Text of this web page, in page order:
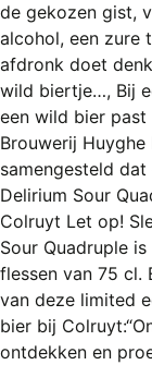
de gekozen gist,
alcohol, een zure
afdronk doet
wild biertje…, Bij
een wild bier
Brouwerij
samengesteld
Delirium Sour
Colruyt Let op!
Sour Quadruple
flessen van 75 cl.
van deze limited
bier bij
ontdekken en